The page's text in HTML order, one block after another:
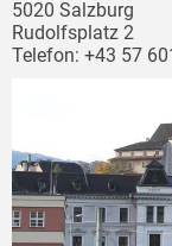
5020 Salzburg
Rudolfsplatz 2
Telefon: +43 57